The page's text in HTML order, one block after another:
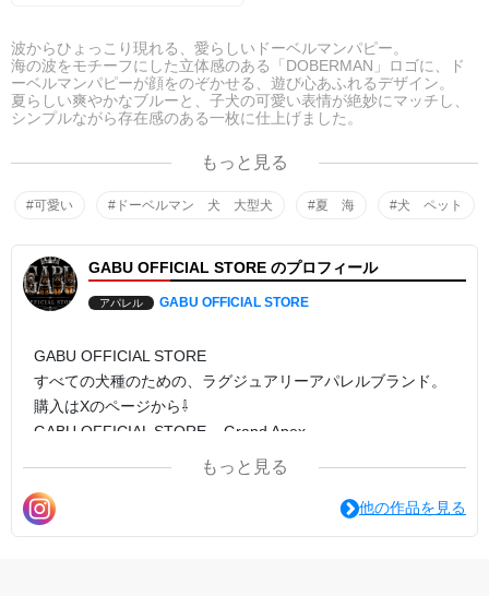
波からひょっこり現れる、愛らしいドーベルマンパピー。
海の波をモチーフにした立体感のある「DOBERMAN」ロゴに、ド
ーベルマンパピーが顔をのぞかせる、遊び心あふれるデザイン。
夏らしい爽やかなブルーと、子犬の可愛い表情が絶妙にマッチし、
シンプルながら存在感のある一枚に仕上げました。
ッションが好きな方にもおすすめ。普段使いからアウトドア、旅行
まで幅広く活躍するデザインです。
もっと見る
#可愛い #ドーベルマン 犬 大型犬 #夏 海 #犬 ペット
GABU OFFICIAL STORE のプロフィール
アパレル GABU OFFICIAL STORE
GABU OFFICIAL STORE
すべての犬種のための、ラグジュアリーアパレルブランド。
購入はXのページから⇩
GABU OFFICIAL STORE – Grand Apex
（グランド・エイペックス）
中型犬から超大型犬のための、ラグジュアリーアパレル
gabu2026.designstore.jp
GABU OFFICIAL STORE – Petit Apex
もっと見る
他の作品を見る